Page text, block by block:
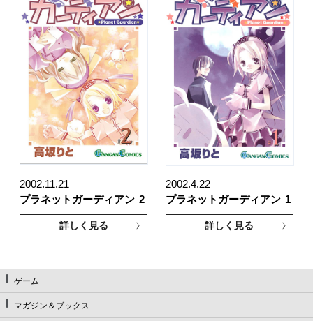
2002.11.21
プラネットガーディアン 2
詳しく見る
2002.4.22
プラネットガーディアン 1
詳しく見る
ゲーム
マガジン＆ブックス